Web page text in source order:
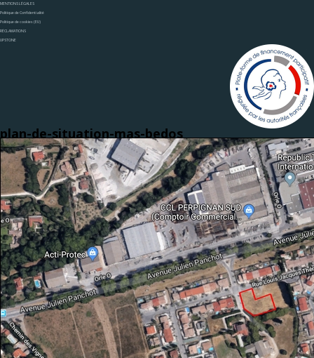
MENTIONS LÉGALES
Politique de Confidentialité
Politique de cookies (EU)
RÉCLAMATIONS
UPSTONE
plan-de-situation-mas-bedos